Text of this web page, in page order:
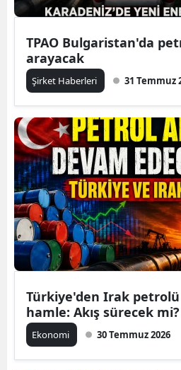
TPAO Bulgaristan'da
arayacak
Şirket Haberleri 31 Temmuz
Türkiye'den Irak
hamle: Akış sürecek mi?
Ekonomi 30 Temmuz 2026